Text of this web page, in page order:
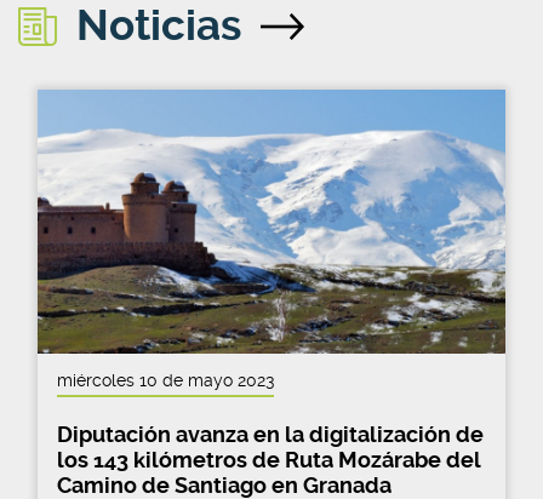
Noticias
miércoles 10 de mayo 2023
Diputación avanza en la digitalización de
los 143 kilómetros de Ruta Mozárabe del
Camino de Santiago en Granada